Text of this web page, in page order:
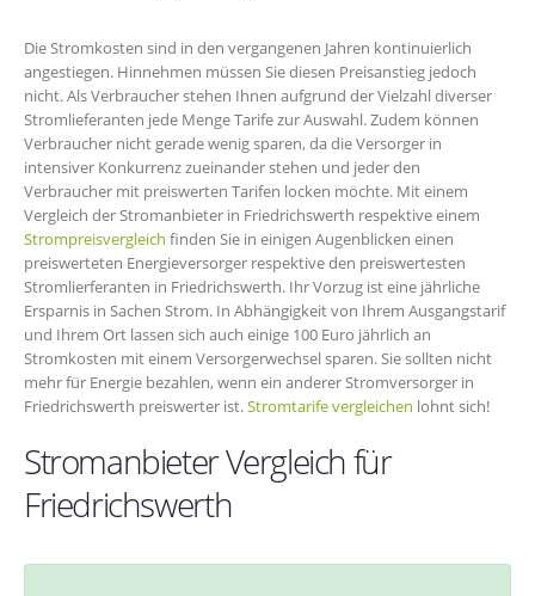
Die Stromkosten sind in den vergangenen Jahren kontinuierlich
angestiegen. Hinnehmen müssen Sie diesen Preisanstieg jedoch
nicht. Als Verbraucher stehen Ihnen aufgrund der Vielzahl diverser
Stromlieferanten jede Menge Tarife zur Auswahl. Zudem können
Verbraucher nicht gerade wenig sparen, da die Versorger in
intensiver Konkurrenz zueinander stehen und jeder den
Verbraucher mit preiswerten Tarifen locken möchte. Mit einem
Vergleich der Stromanbieter in Friedrichswerth respektive einem
Strompreisvergleich finden Sie in einigen Augenblicken einen
preiswerteten Energieversorger respektive den preiswertesten
Stromlierferanten in Friedrichswerth. Ihr Vorzug ist eine jährliche
Ersparnis in Sachen Strom. In Abhängigkeit von Ihrem Ausgangstarif
und Ihrem Ort lassen sich auch einige 100 Euro jährlich an
Stromkosten mit einem Versorgerwechsel sparen. Sie sollten nicht
mehr für Energie bezahlen, wenn ein anderer Stromversorger in
Friedrichswerth preiswerter ist.Stromtarife vergleichen lohnt sich!
Stromanbieter Vergleich für
Friedrichswerth